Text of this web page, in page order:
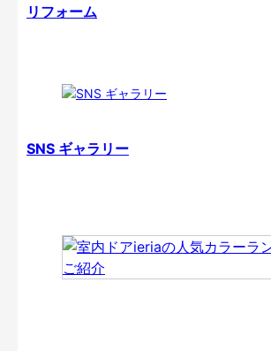
リフォーム
SNS ギャラリー